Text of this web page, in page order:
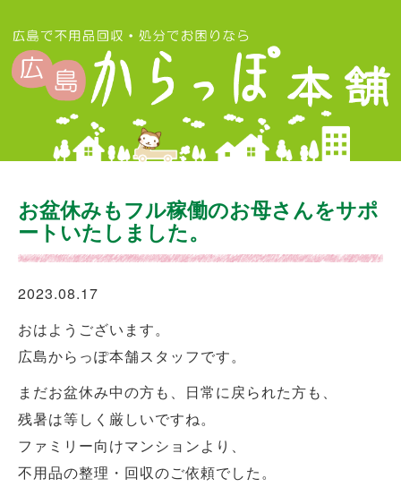
お盆休みもフル稼働のお母さんをサポ
ートいたしました。
2023.08.17
おはようございます。
広島からっぽ本舗スタッフです。
まだお盆休み中の方も、日常に戻られた方も、
残暑は等しく厳しいですね。
ファミリー向けマンションより、
不用品の整理・回収のご依頼でした。